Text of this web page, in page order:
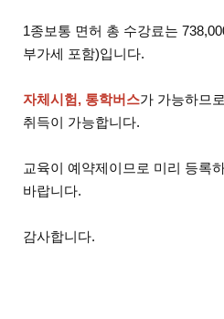
1종보통 면허 총 수강료는
부가세 포함)입니다.
자체시험, 통학버스가 가능하므
취득이 가능합니다.
교육이 예약제이므로 미리 등록
바랍니다.
감사합니다.